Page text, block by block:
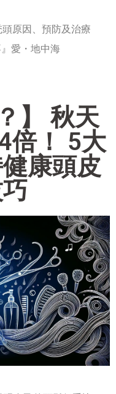
頭原因、預防及治療
愛・地中海
】 秋天
倍！ 5大
康頭皮